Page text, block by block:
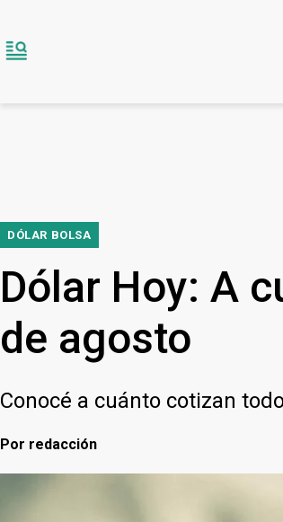
DÓLAR BOLSA
Dólar Hoy: A
de agosto
Conocé a cuánto cotizan
Por redacción